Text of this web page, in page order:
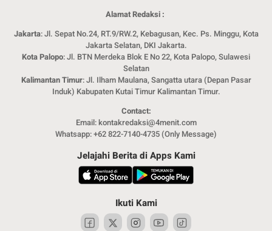
Alamat Redaksi :
Jakarta: Jl. Sepat No.24, RT.9/RW.2, Kebagusan, Kec. Ps. Minggu, Kota
Jakarta Selatan, DKI Jakarta.
Kota Palopo: Jl. BTN Merdeka Blok E No 22, Kota Palopo, Sulawesi
Selatan
Kalimantan Timur: Jl. Ilham Maulana, Sangatta utara (Depan Pasar
Induk) Kabupaten Kutai Timur Kalimantan Timur.
Contact:
Email: kontakredaksi@4menit.com
Whatsapp: +62 822-7140-4735 (Only Message)
Jelajahi Berita di Apps Kami
Ikuti Kami